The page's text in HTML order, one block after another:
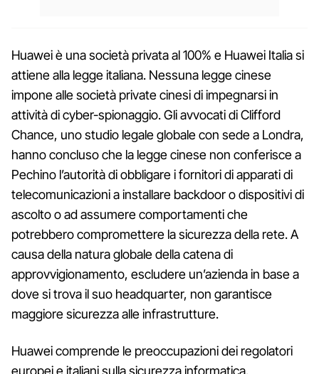
Huawei è una società privata al 100% e Huawei Italia si
attiene alla legge italiana. Nessuna legge cinese
impone alle società private cinesi di impegnarsi in
attività di cyber-spionaggio. Gli avvocati di Clifford
Chance, uno studio legale globale con sede a Londra,
hanno concluso che la legge cinese non conferisce a
Pechino l’autorità di obbligare i fornitori di apparati di
telecomunicazioni a installare backdoor o dispositivi di
ascolto o ad assumere comportamenti che
potrebbero compromettere la sicurezza della rete. A
causa della natura globale della catena di
approvvigionamento, escludere un’azienda in base a
dove si trova il suo headquarter, non garantisce
maggiore sicurezza alle infrastrutture.
Huawei comprende le preoccupazioni dei regolatori
europei e italiani sulla sicurezza informatica.